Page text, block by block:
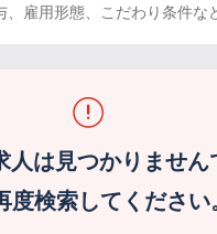
、雇用形態、こだわり条件な
人は見つかりません
検索してください